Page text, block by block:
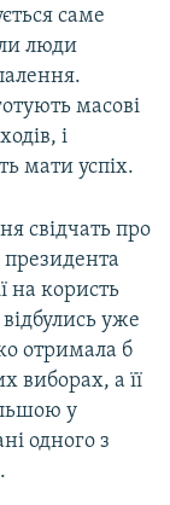
саме
люди
масові
і
мати успіх.
свідчать про
на користь
уже
отримала б
виборах, а її
у
одного з